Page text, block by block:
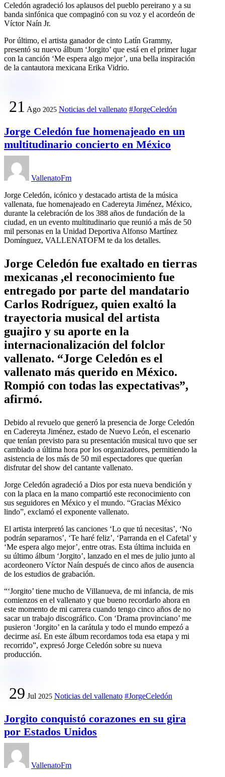
Celedón agradeció los aplausos del pueblo pereirano y a su
banda sinfónica que compaginó con su voz y el acordeón de
Víctor Naín Jr.
Por último, el artista ganador de cinto Latín Grammy,
presentó su nuevo álbum ‘Jorgito’ que está en el primer lugar
con la canción ‘Me espera algo mejor’, una bella inspiración
de la cantautora mexicana Erika Vidrio.
21 Ago 2025 Noticias del vallenato #JorgeCeledón
Jorge Celedón fue homenajeado en un
multitudinario concierto en México
VallenatoFm
Jorge Celedón, icónico y destacado artista de la música
vallenata, fue homenajeado en Cadereyta Jiménez, México,
durante la celebración de los 388 años de fundación de la
ciudad, en un evento multitudinario que reunió a más de 50
mil personas en la Unidad Deportiva Alfonso Martínez
Domínguez, VALLENATOFM te da los detalles.
Jorge Celedón fue exaltado en tierras
mexicanas ,el reconocimiento fue
entregado por parte del mandatario
Carlos Rodríguez, quien exaltó la
trayectoria musical del artista
guajiro y su aporte en la
internacionalización del folclor
vallenato. “Jorge Celedón es el
vallenato más querido en México.
Rompió con todas las expectativas”,
afirmó.
Debido al revuelo que generó la presencia de Jorge Celedón
en Cadereyta Jiménez, estado de Nuevo León, el escenario
que tenían previsto para su presentación musical tuvo que ser
cambiado a última hora por los organizadores, permitiendo la
asistencia de los más de 50 mil espectadores que querían
disfrutar del show del cantante vallenato.
Jorge Celedón agradeció a Dios por esta nueva bendición y
con la placa en la mano compartió este reconocimiento con
sus seguidores en México y el mundo. “Gracias México
lindo”, exclamó el exponente vallenato.
El artista interpretó las canciones ‘Lo que tú necesitas’, ‘No
podrán separarnos’, ‘Te haré feliz’, ‘Parranda en el Cafetal’ y
‘Me espera algo mejor’, entre otras. Esta última incluida en
su último álbum ‘Jorgito’, lanzado en el mes de julio junto al
acordeonero Víctor Naín después de cinco años de ausencia
de los estudios de grabación.
“‘Jorgito’ tiene mucho de Villanueva, de mi infancia, de mis
comienzos en el vallenato y que bueno recordarlo ahora en
este momento de mi carrera cuando tengo cinco años de no
sacar un trabajo discográfico. Con ‘Drama provinciano’ me
pusieron ‘Jorgito’ en la carátula y todo el mundo empezó a
decirme así. En este álbum recordamos toda esa etapa y mi
recorrido”, expresó Jorge Celedón sobre su nueva
producción.
29 Jul 2025 Noticias del vallenato #JorgeCeledón
Jorgito conquistó corazones en su gira
por Estados Unidos
VallenatoFm